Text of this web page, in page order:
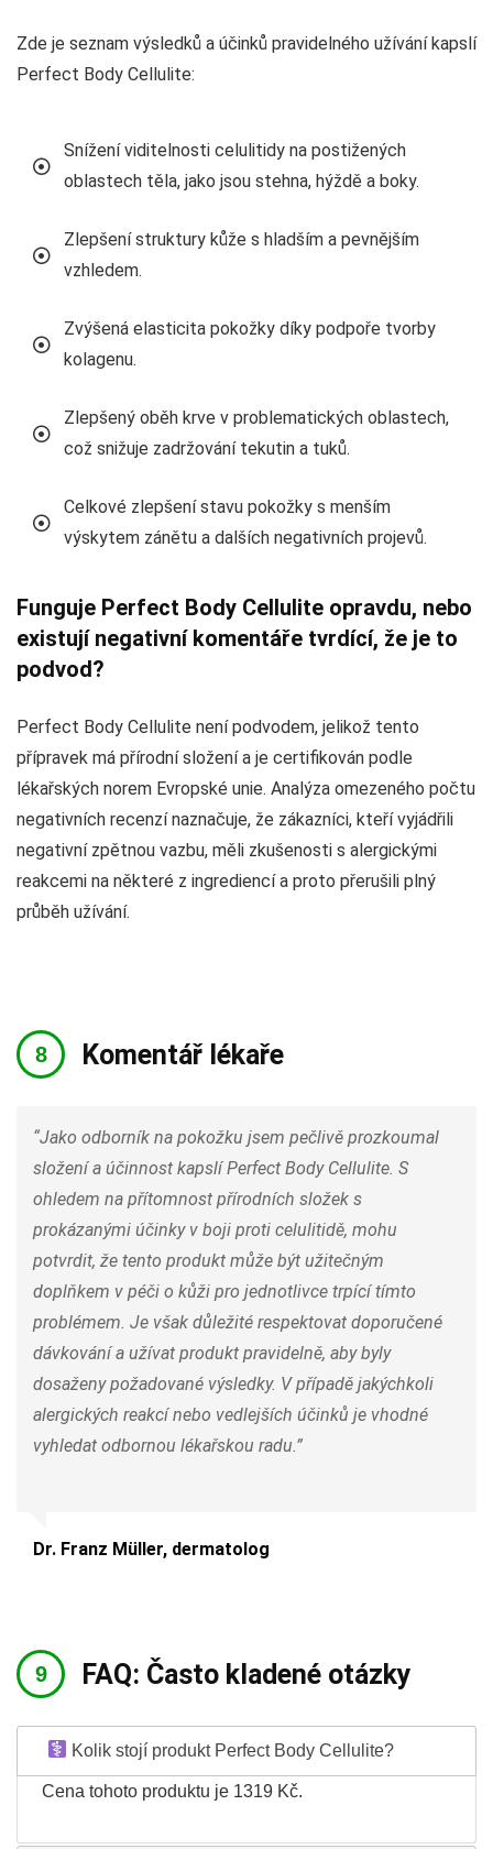
Zde je seznam výsledků a účinků pravidelného užívání kapslí
Perfect Body Cellulite:
Snížení viditelnosti celulitidy na postižených
oblastech těla, jako jsou stehna, hýždě a boky.
Zlepšení struktury kůže s hladším a pevnějším
vzhledem.
Zvýšená elasticita pokožky díky podpoře tvorby
kolagenu.
Zlepšený oběh krve v problematických oblastech,
což snižuje zadržování tekutin a tuků.
Celkové zlepšení stavu pokožky s menším
výskytem zánětu a dalších negativních projevů.
Funguje Perfect Body Cellulite opravdu, nebo
existují negativní komentáře tvrdící, že je to
podvod?
Perfect Body Cellulite není podvodem, jelikož tento
přípravek má přírodní složení a je certifikován podle
lékařských norem Evropské unie. Analýza omezeného počtu
negativních recenzí naznačuje, že zákazníci, kteří vyjádřili
negativní zpětnou vazbu, měli zkušenosti s alergickými
reakcemi na některé z ingrediencí a proto přerušili plný
průběh užívání.
Komentář lékaře
“Jako odborník na pokožku jsem pečlivě prozkoumal
složení a účinnost kapslí Perfect Body Cellulite. S
ohledem na přítomnost přírodních složek s
prokázanými účinky v boji proti celulitidě, mohu
potvrdit, že tento produkt může být užitečným
doplňkem v péči o kůži pro jednotlivce trpící tímto
problémem. Je však důležité respektovat doporučené
dávkování a užívat produkt pravidelně, aby byly
dosaženy požadované výsledky. V případě jakýchkoli
alergických reakcí nebo vedlejších účinků je vhodné
vyhledat odbornou lékařskou radu.”
Dr. Franz Müller, dermatolog
FAQ: Často kladené otázky
Kolik stojí produkt Perfect Body Cellulite?
Cena tohoto produktu je 1319 Kč.